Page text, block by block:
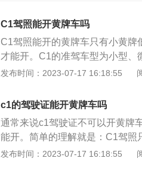
C1驾照能开黄牌车吗
C1驾照能开的黄牌车只有小黄牌
才能开。C1的准驾车型为小型、
微型专项作业车，以及C2、C3
黄牌货车，但是可以开小黄牌低
3。黄牌货车的优势就在于装得
需要B驾照才能驾驶，其次就是
的保险费用、车船使用税等要比
发布时间：2023-07-17 16:18:55
c1的驾驶证能开黄牌车吗
通常来说c1驾驶证不可以开黄牌
能开。简单的理解就是：C1驾照
大型车辆。C1允许驾驶小型和微
发布时间：2023-07-17 16:18:55